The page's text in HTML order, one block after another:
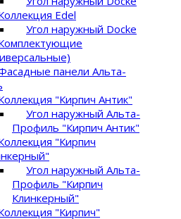
Edel
Угол наружный Docke
панели Альта-
"Кирпич Антик"
Угол наружный Альта-
Профиль "Кирпич Антик"
"Кирпич
Угол наружный Альта-
Профиль "Кирпич
Клинкерный"
"Кирпич"